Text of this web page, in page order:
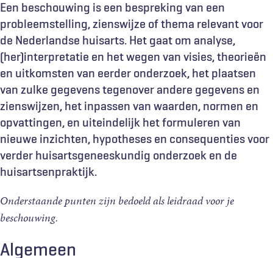
Een beschouwing is een bespreking van een
probleemstelling, zienswijze of thema relevant voor
de Nederlandse huisarts. Het gaat om analyse,
(her)interpretatie en het wegen van visies, theorieën
en uitkomsten van eerder onderzoek, het plaatsen
van zulke gegevens tegenover andere gegevens en
zienswijzen, het inpassen van waarden, normen en
opvattingen, en uiteindelijk het formuleren van
nieuwe inzichten, hypotheses en consequenties voor
verder huisartsgeneeskundig onderzoek en de
huisartsenpraktijk.
Onderstaande punten zijn bedoeld als leidraad voor je
beschouwing.
Algemeen